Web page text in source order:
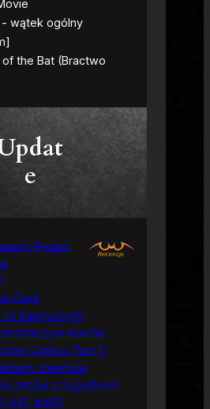
e
Rycerz
Cieni
13 klasycznych
klaunie
Comics, Tom 1:
Uwertura
żartów z zagadkami
447, #480